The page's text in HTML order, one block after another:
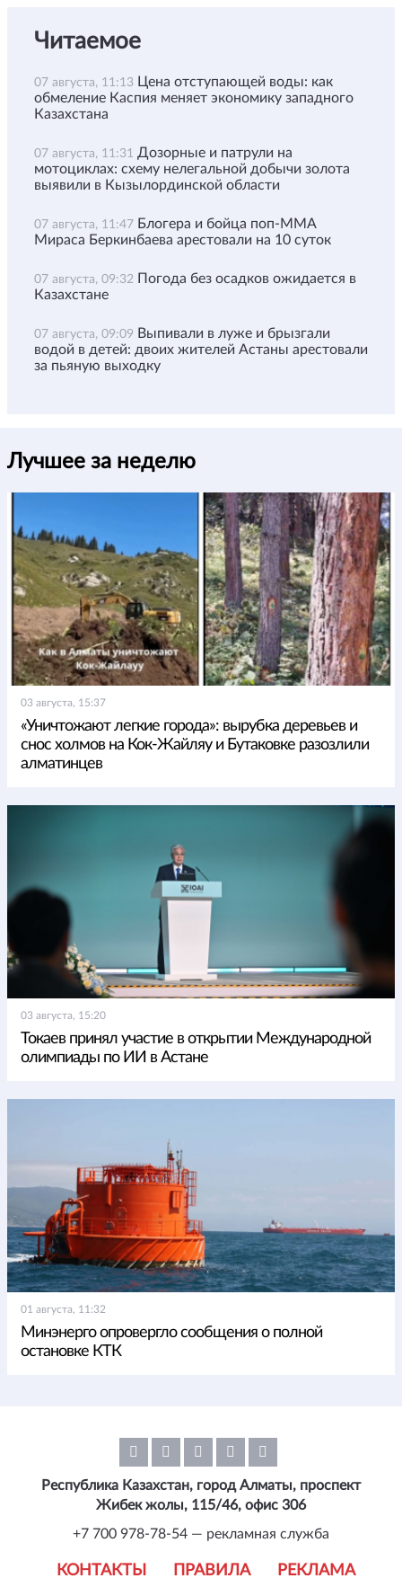
Читаемое
07 августа, 11:13 Цена отступающей воды: как
обмеление Каспия меняет экономику западного
Казахстана
07 августа, 11:31 Дозорные и патрули на
мотоциклах: схему нелегальной добычи золота
выявили в Кызылординской области
07 августа, 11:47 Блогера и бойца поп-ММА
Мираса Беркинбаева арестовали на 10 суток
07 августа, 09:32 Погода без осадков ожидается в
Казахстане
07 августа, 09:09 Выпивали в луже и брызгали
водой в детей: двоих жителей Астаны арестовали
за пьяную выходку
Лучшее за неделю
03 августа, 15:37
«Уничтожают легкие города»: вырубка деревьев и
снос холмов на Кок-Жайляу и Бутаковке разозлили
алматинцев
03 августа, 15:20
Токаев принял участие в открытии Международной
олимпиады по ИИ в Астане
01 августа, 11:32
Минэнерго опровергло сообщения о полной
остановке КТК
КОНТАКТЫ ПРАВИЛА РЕКЛАМА
Республика Казахстан, город Алматы, проспект
Жибек жолы, 115/46, офис 306
+7 700 978-78-54 — рекламная служба